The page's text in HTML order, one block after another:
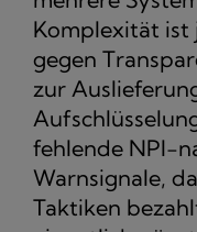
Komplexität ist
gegen
zur
fehlende NPI-
Warnsignale,
Taktiken